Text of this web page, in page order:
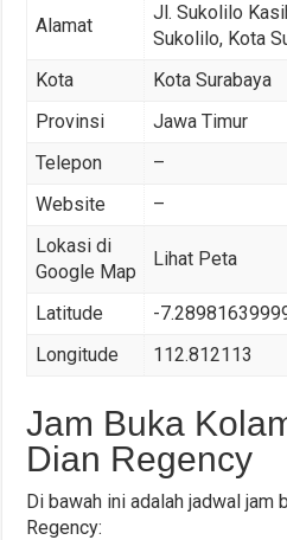
Alamat
Jl. Sukolilo
Sukolilo, Kota
Kota
Kota Surabaya
Provinsi
Jawa Timur
Telepon
–
Website
–
Lokasi di
Google Map
Lihat Peta
Latitude
-
Longitude
112.812113
Jam Buka
Dian Regency
Di bawah ini adalah jadwal jam
Regency: